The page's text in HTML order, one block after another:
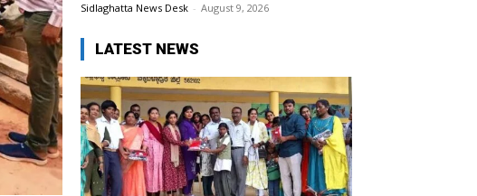
Sidlaghatta News Desk - August 9, 2026
LATEST NEWS